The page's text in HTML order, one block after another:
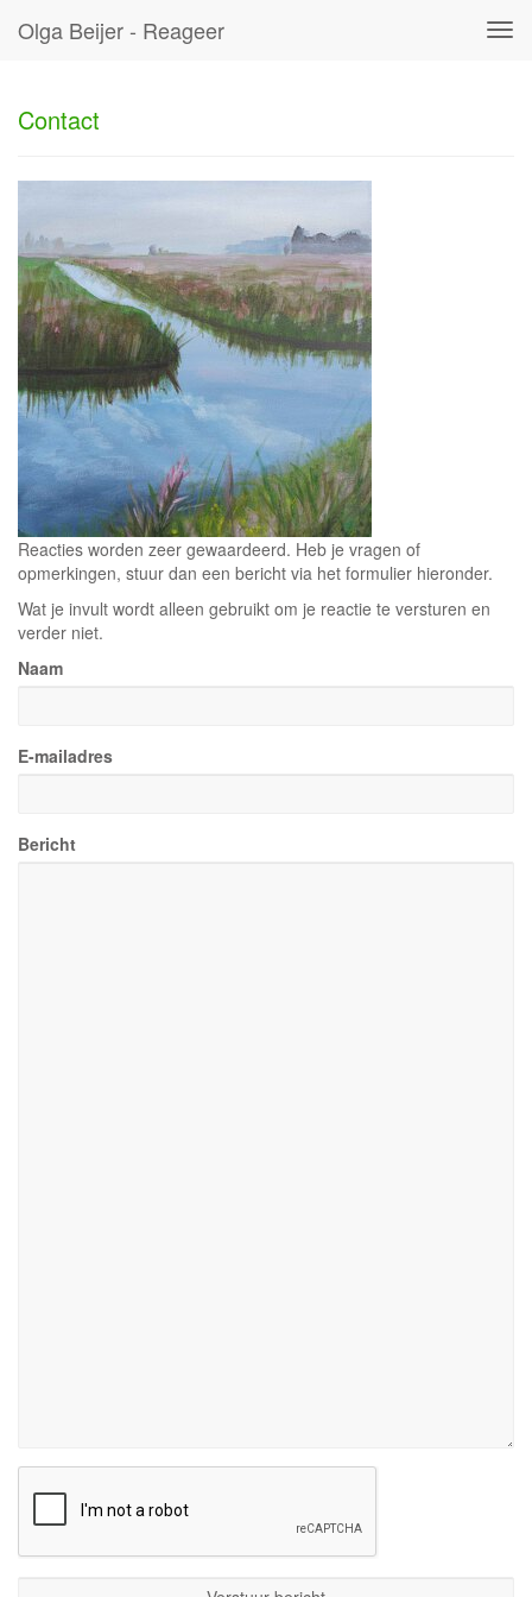
Olga Beijer - Reageer
Contact
Reacties worden zeer gewaardeerd. Heb je vragen of
opmerkingen, stuur dan een bericht via het formulier hieronder.
Wat je invult wordt alleen gebruikt om je reactie te versturen en
verder niet.
Naam
E-mailadres
Bericht